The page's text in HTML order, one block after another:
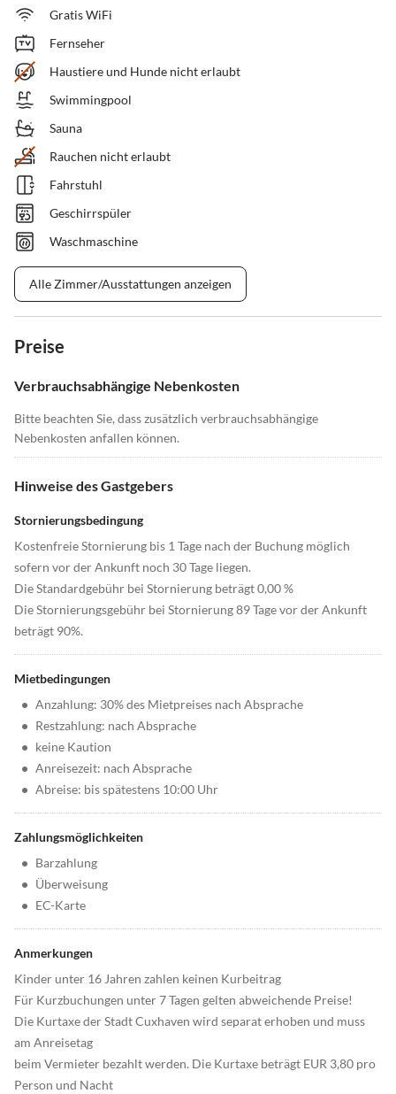
Gratis WiFi
Fernseher
Haustiere und Hunde nicht erlaubt
Swimmingpool
Sauna
Rauchen nicht erlaubt
Fahrstuhl
Geschirrspüler
Waschmaschine
Alle Zimmer/Ausstattungen anzeigen
Preise
Verbrauchsabhängige Nebenkosten
Bitte beachten Sie, dass zusätzlich verbrauchsabhängige
Nebenkosten anfallen können.
Hinweise des Gastgebers
Stornierungsbedingung
Kostenfreie Stornierung bis 1 Tage nach der Buchung möglich
sofern vor der Ankunft noch 30 Tage liegen.
Die Standardgebühr bei Stornierung beträgt 0,00 %
Die Stornierungsgebühr bei Stornierung 89 Tage vor der Ankunft
beträgt 90%.
Mietbedingungen
• Anzahlung: 30% des Mietpreises nach Absprache
• Restzahlung: nach Absprache
• keine Kaution
• Anreisezeit: nach Absprache
• Abreise: bis spätestens 10:00 Uhr
Zahlungsmöglichkeiten
• Barzahlung
• Überweisung
• EC-Karte
Anmerkungen
Kinder unter 16 Jahren zahlen keinen Kurbeitrag
Für Kurzbuchungen unter 7 Tagen gelten abweichende Preise!
Die Kurtaxe der Stadt Cuxhaven wird separat erhoben und muss
am Anreisetag
beim Vermieter bezahlt werden. Die Kurtaxe beträgt EUR 3,80 pro
Person und Nacht